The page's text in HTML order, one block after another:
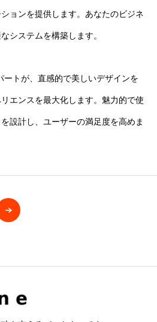
ョンを提供します。あなたのビジネ
システムを構築します。
ートが、直感的で美しいデザインを
エンスを最大化します。魅力的で使
設計し、ユーザーの満足度を高めま